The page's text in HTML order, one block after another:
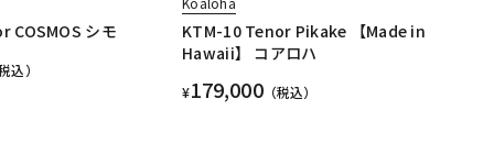
COSMOS シモ
込）
KTM-10 Tenor Pikake 【Made in
Hawaii】 コアロハ
¥179,000（税込）